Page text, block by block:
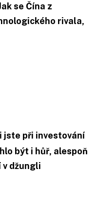
se Čína z
rivala,
jste při investování
být i hůř, alespoň
džungli